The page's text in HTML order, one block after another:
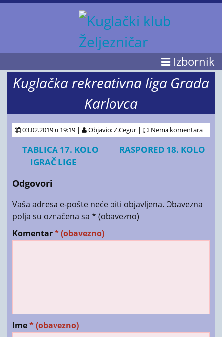
Izbornik
Kuglačka rekreativna liga Grada
Karlovca
03.02.2019 u 19:19 | Objavio: Z.Cegur | Nema komentara
TABLICA 17. KOLO
RASPORED 18. KOLO
IGRAČ LIGE
Odgovori
Vaša adresa e-pošte neće biti objavljena. Obavezna
polja su označena sa * (obavezno)
Komentar* (obavezno)
Ime* (obavezno)